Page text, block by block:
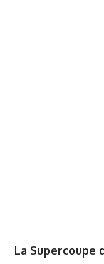
La Supercoupe